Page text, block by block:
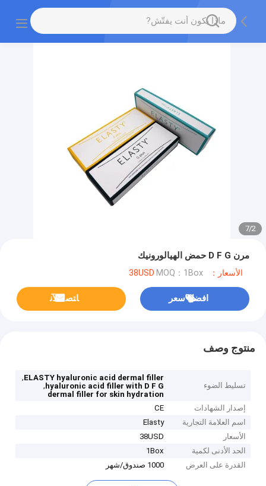
2
/
7
مرن D F G حمض الهيالورونيك
الأسعار：38USD MOQ：1Box
افضل سعر ﺎﺘﺼﻟ ﺍﻶﻧ
منتوج وصف
تسليط الضوء
ELASTY hyaluronic acid dermal filler
,
hyaluronic acid filler with D F G
,
dermal filler for skin hydration
إصدار الشهادات
CE
اسم العلامة التجارية
Elasty
الأسعار
38USD
الحد الأدنى لكمية
1Box
القدرة على العرض
1000 صندوق/شهر